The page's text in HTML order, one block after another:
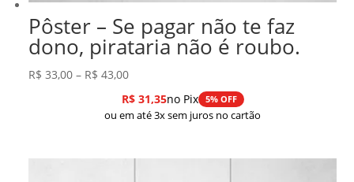
Pôster – Se pagar não te faz
dono, pirataria não é roubo.
R$ 33,00 – R$ 43,00Faixa
de
preço:
através
R$31,35no Pix 5% OFF
ou em até 3x sem juros no cartão